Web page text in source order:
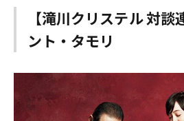
【滝川クリステル 対
ント・タモリ